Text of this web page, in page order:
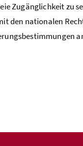
Zugänglichkeit zu
den nationalen